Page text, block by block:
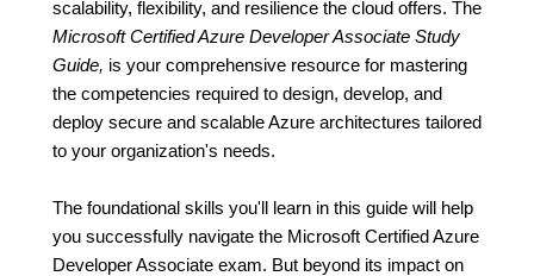
scalability, flexibility, and resilience the cloud offers. The
Microsoft Certified Azure Developer Associate Study
Guide, is your comprehensive resource for mastering
the competencies required to design, develop, and
deploy secure and scalable Azure architectures tailored
to your organization's needs.
The foundational skills you'll learn in this guide will help
you successfully navigate the Microsoft Certified Azure
Developer Associate exam. But beyond its impact on